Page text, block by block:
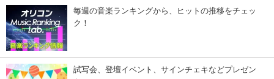
毎週の音楽ランキングから、ヒットの推移をチェッ
ク！
試写会、登壇イベント、サインチェキなどプレゼン